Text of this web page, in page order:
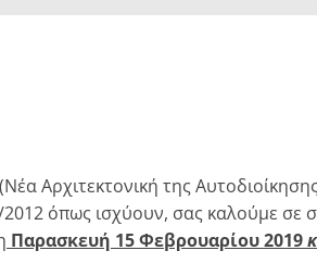
Αρχιτεκτονική της
όπως ισχύουν, σας καλούμε σε
Παρασκευή 15 Φεβρουαρίου 2019